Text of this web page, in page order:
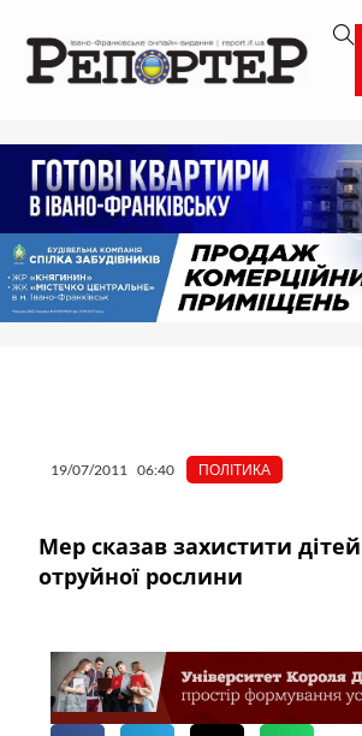
вмісту
19/07/2011 06:40 ПОЛІТИКА
Мер сказав захистити
отруйної рослини